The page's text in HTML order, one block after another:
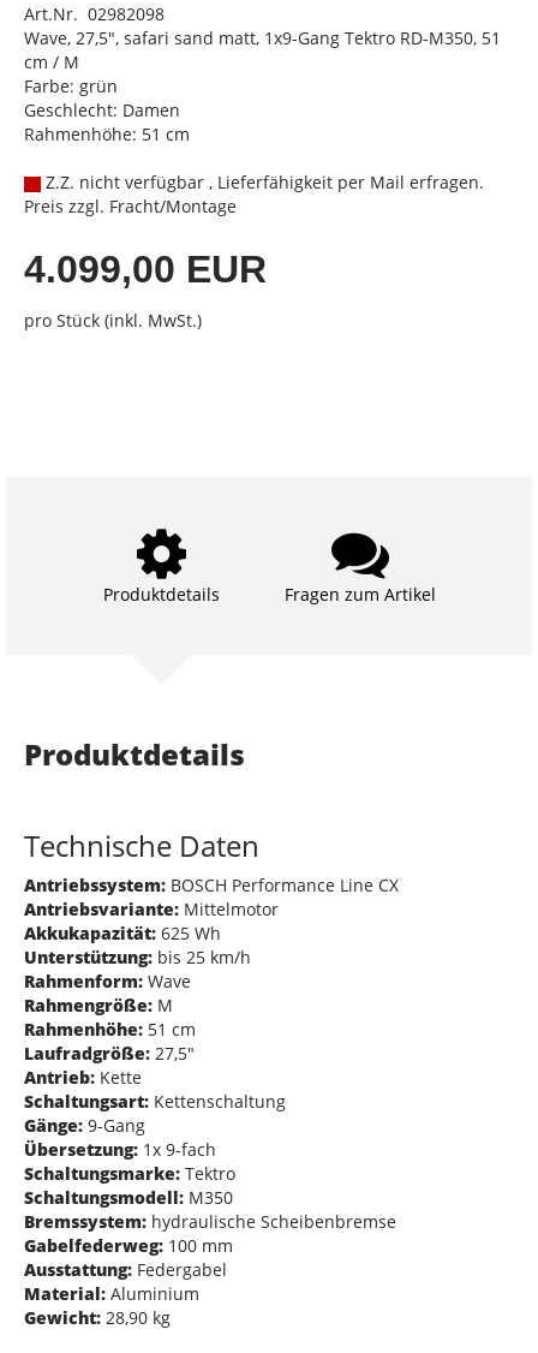
Art.Nr. 02982098
Wave, 27,5", safari sand matt, 1x9-Gang Tektro RD-M350, 51
cm / M
Farbe: grün
Geschlecht: Damen
Rahmenhöhe: 51 cm
Z.Z. nicht verfügbar , Lieferfähigkeit per Mail erfragen.
Preis zzgl. Fracht/Montage
4.099,00 EUR
pro Stück (inkl. MwSt.)
Produktdetails Fragen zum Artikel
Produktdetails
Technische Daten
Antriebssystem: BOSCH Performance Line CX
Antriebsvariante: Mittelmotor
Akkukapazität: 625 Wh
Unterstützung: bis 25 km/h
Rahmenform: Wave
Rahmengröße: M
Rahmenhöhe: 51 cm
Laufradgröße: 27,5"
Antrieb: Kette
Schaltungsart: Kettenschaltung
Gänge: 9-Gang
Übersetzung: 1x 9-fach
Schaltungsmarke: Tektro
Schaltungsmodell: M350
Bremssystem: hydraulische Scheibenbremse
Gabelfederweg: 100 mm
Ausstattung: Federgabel
Material: Aluminium
Gewicht: 28,90 kg